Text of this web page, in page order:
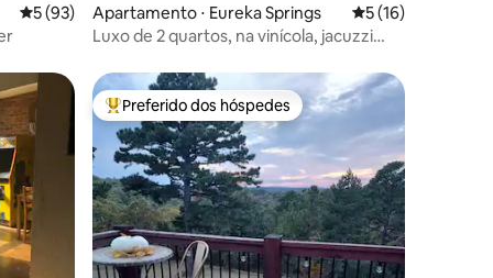
5 de uma avaliação média de 5, 93 avaliações
5 (93)
Apartamento ⋅ Eureka Springs 5 de uma
5 (16)
Luxo de 2 quartos, na vinícola, jacuzzi
hóspedes Entre os melhores preferidos dos hóspedes
Preferido dos hóspedes